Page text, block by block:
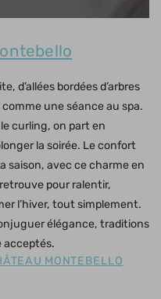
d’allées bordées d’arbres
une séance au spa.
curling, on part en
la soirée. Le confort
saison, avec ce charme en
pour ralentir,
l’hiver, tout simplement.
élégance, traditions
acceptés.
MONTEBELLO